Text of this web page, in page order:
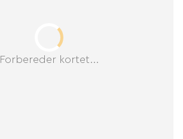
Forbereder kortet...